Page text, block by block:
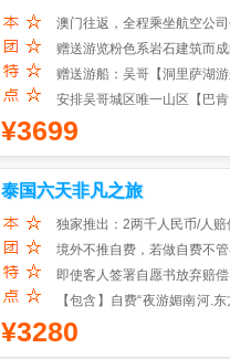
澳门往返，全程乘坐航空公
赠送游览粉色系岩石建筑而
赠送游船：吴哥【洞里萨湖
安排吴哥城区唯一山区【巴
住：全程当地品质酒店；品
¥3699
泰国六天非凡之旅
独家推出：2两千人民币/人
境外不推自费，若做自费不
即使客人签署自愿书放弃赔
【包含】自费“夜游媚南河.
宵夜”
¥3280